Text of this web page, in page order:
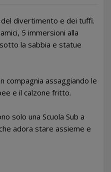
divertimento e dei tuffi.
5 immersioni alla
la sabbia e statue
compagnia assaggiando le
e il calzone fritto.
solo una Scuola Sub a
adora stare assieme e